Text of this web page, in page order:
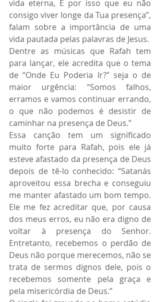
vida eterna, É por isso que eu não
consigo viver longe da Tua presença”,
falam sobre a importância de uma
vida pautada pelas palavras de Jesus.
Dentre as músicas que Rafah tem
para lançar, ele acredita que o tema
de “Onde Eu Poderia Ir?” seja o de
maior urgência: “Somos falhos,
erramos e vamos continuar errando,
o que não podemos é desistir de
caminhar na presença de Deus.”
Essa canção tem um significado
muito forte para Rafah, pois ele já
esteve afastado da presença de Deus
depois de tê-lo conhecido: “Satanás
aproveitou essa brecha e conseguiu
me manter afastado um bom tempo.
Ele me fez acreditar que, por causa
dos meus erros, eu não era digno de
voltar à presença do Senhor.
Entretanto, recebemos o perdão de
Deus não porque merecemos, não se
trata de sermos dignos dele, pois o
recebemos somente pela graça e
pela misericórdia de Deus.”